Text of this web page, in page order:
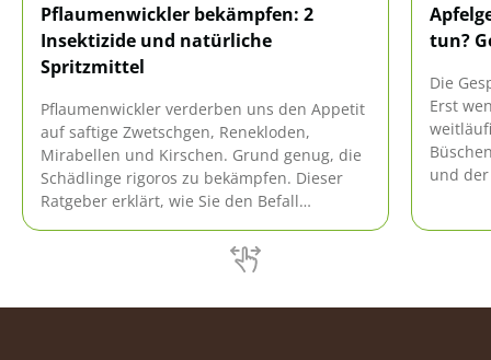
Pflaumenwickler bekämpfen: 2
Insektizide und natürliche
Spritzmittel
Pflaumenwickler verderben uns den Appetit
auf saftige Zwetschgen, Renekloden,
Mirabellen und Kirschen. Grund genug, die
Schädlinge rigoros zu bekämpfen. Dieser
Ratgeber erklärt, wie Sie den Befall
vorgehen. Diese 2 Insektizide und
natürlichen Spritzmittel haben sich im
tun?
Die
Erst
und